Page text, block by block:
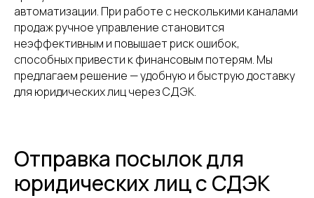
автоматизации. При работе с несколькими каналами
продаж ручное управление становится
неэффективным и повышает риск ошибок,
способных привести к финансовым потерям. Мы
предлагаем решение — удобную и быструю доставку
для юридических лиц через СДЭК.
Отправка посылок для
юридических лиц с СДЭК